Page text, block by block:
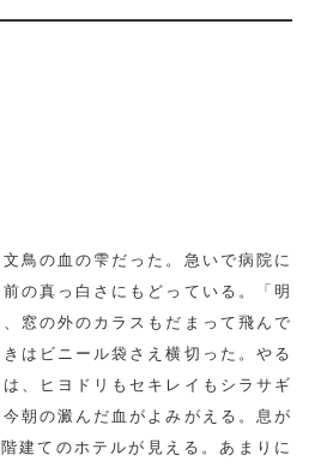
鳥の血の雫だった。急いで病院に
の真っ白さにもどっている。「明
窓の外のカラスもだまって飛んで
はビニール袋さえ横切った。やる
、ヒヨドリもセキレイもシラサギ
朝の澱んだ血がよみがえる。息が
建てのホテルが見える。あまりに